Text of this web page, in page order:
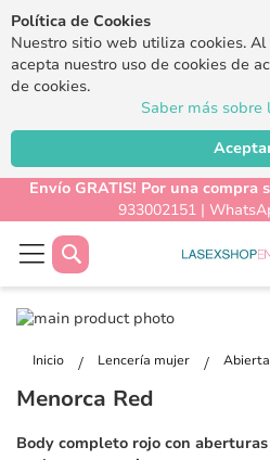
Política de Cookies
Nuestro sitio web utiliza cookies.
acepta nuestro uso de cookies de
de cookies.
Saber más sobre
Envío GRATIS! Por una compra
933002151 |
Buscar
Inicio Lencería mujer
Saltar
final
la
de
de
galería
Menorca Red
Body completo rojo con aberturas